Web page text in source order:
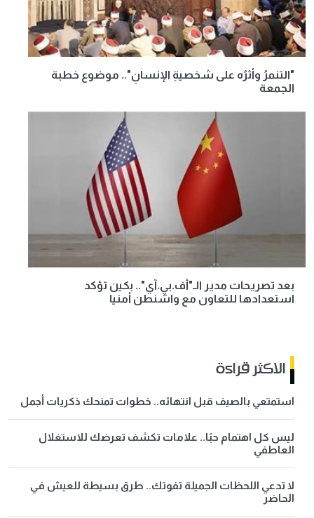
"التنمرُ وأثرُه على شخصيةِ الإنسانِ".. موضوع خطبة
الجمعة
بعد تصريحات مدير الـ"أف.بي.آي".. بكين تؤكد
استعدادها للتعاون مع واشنطن أمنيا
الاكثر قراءة
استمتعي بالصيف قبل انتهائه.. خطوات تمنحك ذكريات أجمل
ليس كل اهتمام حبًا.. علامات تكشف تعرضك للاستغلال
العاطفي
لا تدعي اللحظات الجميلة تفوتك.. طرق بسيطة للعيش في
الحاضر